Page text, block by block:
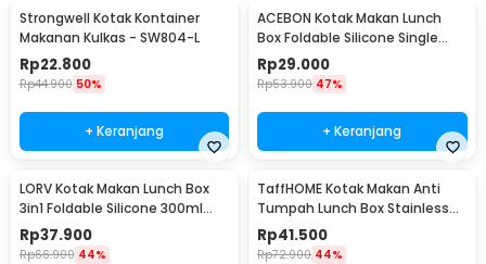
Strongwell Kotak Kontainer
Makanan Kulkas - SW804-L
Rp22.800
Rp44.900 50%
+ Keranjang
ACEBON Kotak Makan Lunch
Box Foldable Silicone Single
Layer 800ml - TN99
Rp29.000
Rp53.900 47%
+ Keranjang
LORV Kotak Makan Lunch Box
3in1 Foldable Silicone 300ml
600ml 1200ml - B1
Rp37.900
Rp66.900 44%
TaffHOME Kotak Makan Anti
Tumpah Lunch Box Stainless
Steel 304 850ml - KT046
Rp41.500
Rp72.900 44%